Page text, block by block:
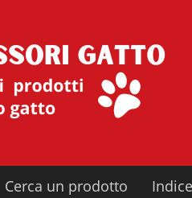
Cerca un prodotto